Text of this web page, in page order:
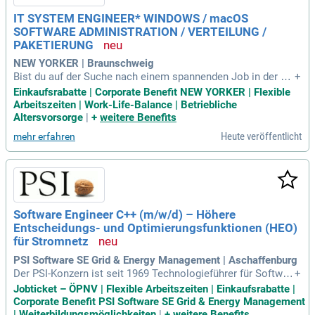
te führen und das Team auf allen Ebenen weiterentwickeln k
ann. Wenn Du bereit bist, mit uns Software zu entwickeln, di
e wirklich etwas bewirkt, freuen wir uns auf Deine Bewerbun
g!
IT SYSTEM ENGINEER* WINDOWS / macOS
SOFTWARE ADMINISTRATION / VERTEILUNG /
PAKETIERUNG
NEW YORKER | Braunschweig
Bist du auf der Suche nach einem spannenden Job in der M
odebranche? NEW YORKER, eines der größten international
en Modeunternehmen, sucht talentierte Persönlichkeiten. M
it über 1.300 Filialen weltweit bieten wir dir die Chance, dein
ob du erfahren oder ein aufstrebendes Talent bist, bei uns k
annst du beruflich und persönlich wachsen. Innovation und
digitale Transformation sind unser Herzstück, und wir freue
n uns darauf, gemeinsam mit dir neue Wege zu gehen. Werd
e Teil unserer Mission!
+
Einkaufsrabatte | Corporate Benefit NEW YORKER | Flexible
Arbeitszeiten | Work-Life-Balance | Betriebliche
Altersvorsorge
+ weitere Benefits
mehr erfahren Heute veröffentlicht
Software Engineer C++ (m/w/d) – Höhere
Entscheidungs- und Optimierungsfunktionen (HEO)
für Stromnetz
PSI Software SE Grid & Energy Management | Aschaffenburg
Der PSI-Konzern ist seit 1969 Technologieführer für Softwar
elösungen im Energie- und Materialfluss. Mit mehr als 2.300
Mitarbeitenden bietet PSI innovative Produkte, die KI-Metho
den mit bewährten Optimierungsverfahren kombinieren. Die
+
Jobticket – ÖPNV | Flexible Arbeitszeiten | Einkaufsrabatte |
Corporate Benefit PSI Software SE Grid & Energy Management